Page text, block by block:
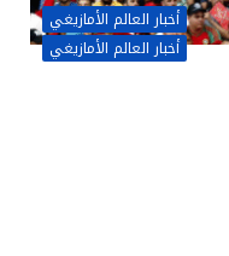
أخبار العالم الأمازيغي
أخبار العالم الأمازيغي